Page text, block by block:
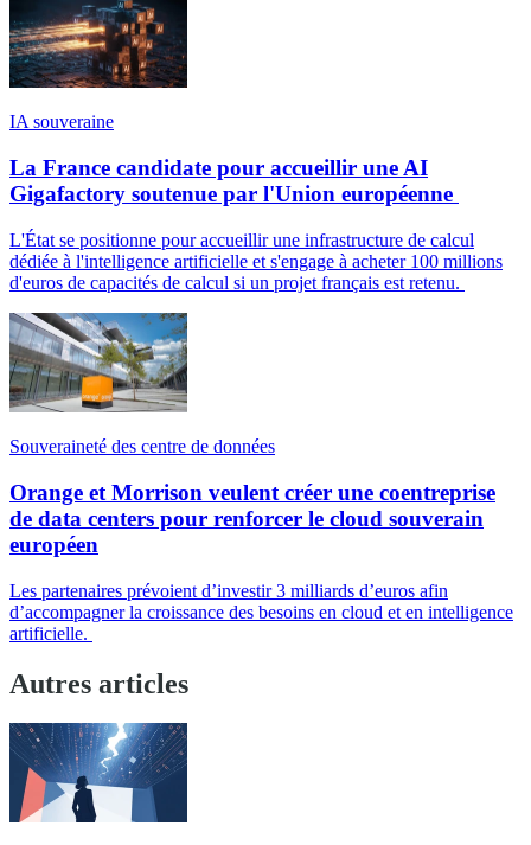
IA souveraine
La France candidate pour accueillir une AI
Gigafactory soutenue par l'Union européenne
L'État se positionne pour accueillir une infrastructure de calcul
dédiée à l'intelligence artificielle et s'engage à acheter 100 millions
d'euros de capacités de calcul si un projet français est retenu.
Souveraineté des centre de données
Orange et Morrison veulent créer une coentreprise
de data centers pour renforcer le cloud souverain
européen
Les partenaires prévoient d’investir 3 milliards d’euros afin
d’accompagner la croissance des besoins en cloud et en intelligence
artificielle.
Autres articles